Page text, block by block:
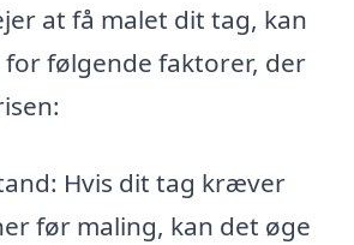
at få malet dit tag, kan
følgende faktorer, der
Hvis dit tag kræver
før maling, kan det øge